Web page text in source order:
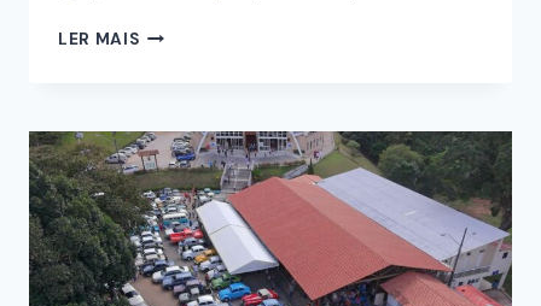
LER MAIS